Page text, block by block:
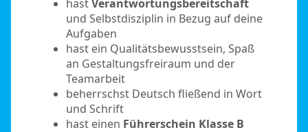
hastVerantwortungsbereitschaft
und Selbstdisziplin in Bezug auf deine
Aufgaben
hast ein Qualitätsbewusstsein, Spaß
an Gestaltungsfreiraum und der
Teamarbeit
beherrschst Deutsch fließend in Wort
und Schrift
hast einen Führerschein Klasse B